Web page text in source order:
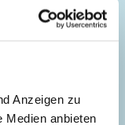
Anzeigen zu
Medien anbieten